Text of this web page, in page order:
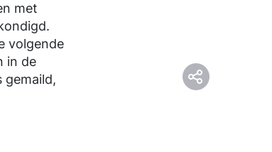
met
volgende
in de
gemaild,